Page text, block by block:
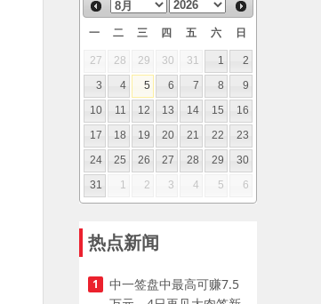
一 二 三 四 五 六 日
27 28 29 30 31 1
2
3
4 5 6 7 8
9
10
11 12 13 14 15
16
17
18 19 20 21 22
23
24
25 26 27 28 29
30
31
1 2 3 4 5 6
热点新闻
1
中一签盘中最高可赚7.5